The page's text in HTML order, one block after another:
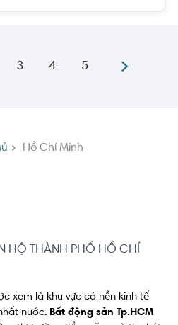
3 4 5
Hồ Chí Minh
HỘ THÀNH PHỐ HỒ CHÍ
xem là khu vực có nền kinh tế
nước. Bất động sản Tp.HCM